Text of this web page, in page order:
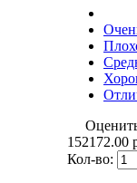
152172.00
Кол-во: